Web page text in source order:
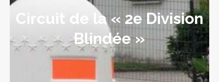
Circuit de la « 2e Division
Blindée »